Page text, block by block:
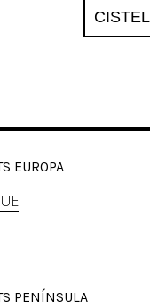
EUROPA
PENÍNSULA